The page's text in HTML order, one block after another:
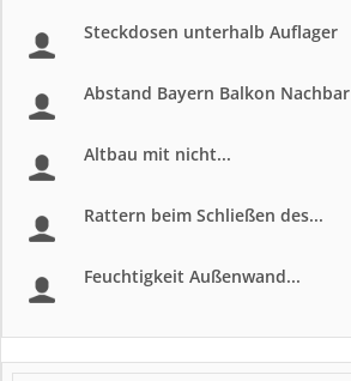
Steckdosen unterhalb Auflager
Abstand Bayern Balkon Nachbar
Altbau mit nicht...
Rattern beim Schließen des...
Feuchtigkeit Außenwand...